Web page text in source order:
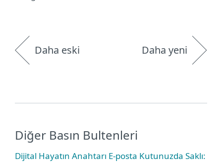
Daha eski Daha yeni
Diğer Basın Bultenleri
Dijital Hayatın Anahtarı E-posta Kutunuzda Saklı: